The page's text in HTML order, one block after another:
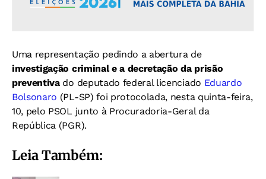
Uma representação pedindo a abertura de
investigação criminal e a decretação da prisão
preventivado deputado federal licenciado Eduardo
Bolsonaro (PL-SP) foi protocolada, nesta quinta-feira,
10, pelo PSOL junto à Procuradoria-Geral da
República (PGR).
Leia Também: